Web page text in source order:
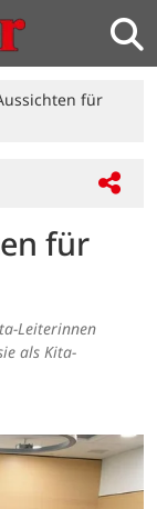
für
für
Leiterinnen
als Kita-